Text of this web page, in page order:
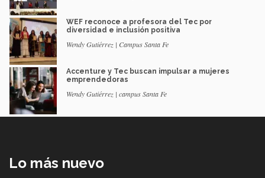
WEF reconoce a profesora del Tec por
diversidad e inclusión positiva
Wendy Gutiérrez | Campus Santa Fe
Accenture y Tec buscan impulsar a mujeres
emprendedoras
Wendy Gutiérrez | campus Santa Fe
Lo más nuevo